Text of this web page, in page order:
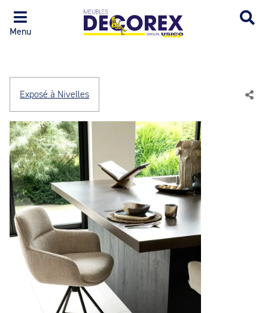
Menu
Exposé à Nivelles